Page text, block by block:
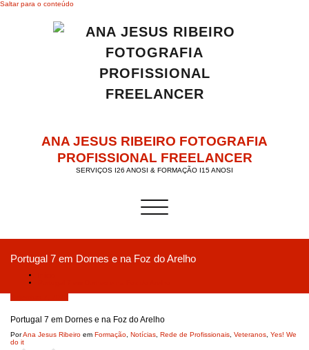
Saltar para o conteúdo
ANA JESUS RIBEIRO FOTOGRAFIA
PROFISSIONAL FREELANCER
SERVIÇOS I26 ANOSI & FORMAÇÃO I15 ANOSI
Alternar a navegação
Portugal 7 em Dornes e na Foz do Arelho
Portugal 7 em Dornes e na Foz do Arelho
PorAna Jesus Ribeiro em Formação Notícias Rede de Profissionais Veteranos Yes! We
do it